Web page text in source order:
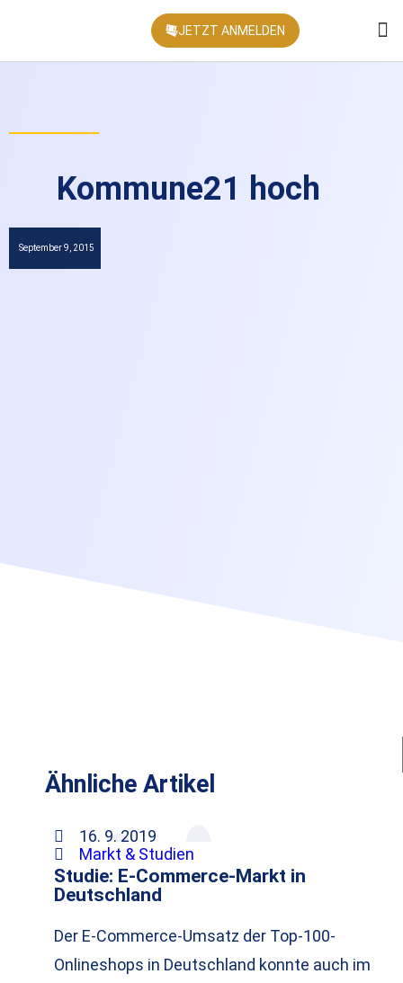
JETZT ANMELDEN
Kommune21 hoch
September 9, 2015
Ähnliche Artikel
16. 9. 2019
Markt & Studien
Studie: E-Commerce-Markt in
Deutschland
Der E-Commerce-Umsatz der Top-100-
Onlineshops in Deutschland konnte auch im